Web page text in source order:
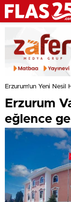
Erzurum'un Yeni Nesil
Erzurum
eğlence